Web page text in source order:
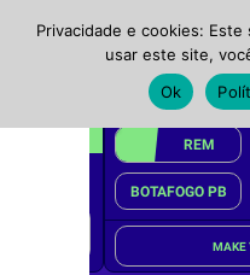
Privacidade e cookies:
usar este site,
Ok